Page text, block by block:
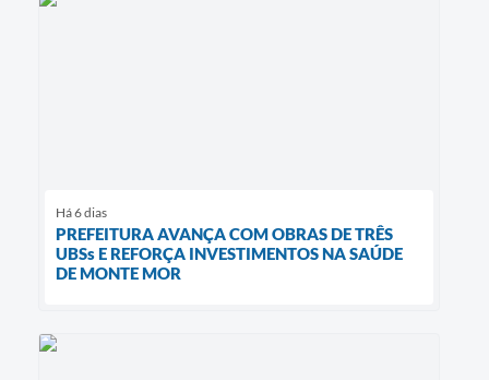
Há 6 dias
PREFEITURA AVANÇA COM OBRAS DE TRÊS
UBSs E REFORÇA INVESTIMENTOS NA SAÚDE
DE MONTE MOR